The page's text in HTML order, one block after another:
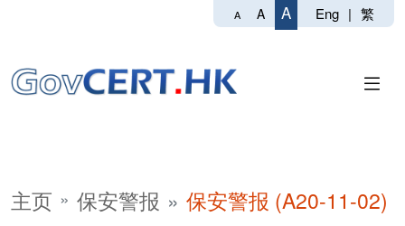
A A A Eng | 繁
主页 保安警报 保安警报 (A20-11-02)